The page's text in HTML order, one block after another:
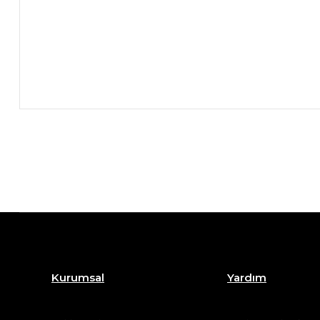
Kurumsal Yardım